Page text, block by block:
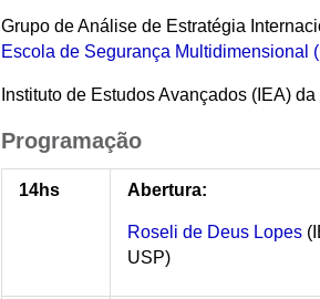
Grupo de Análise de Estratégia
Escola de Segurança Multidimensional
Instituto de Estudos Avançados (IEA) da
Programação
14hs Abertura:
Roseli de Deus Lopes
USP)